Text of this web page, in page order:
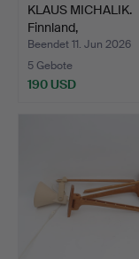
KLAUS MICHALIK.
Finnland,
Decken-/Wandleuc…
Beendet 11. Jun 2026
5 Gebote
190 USD